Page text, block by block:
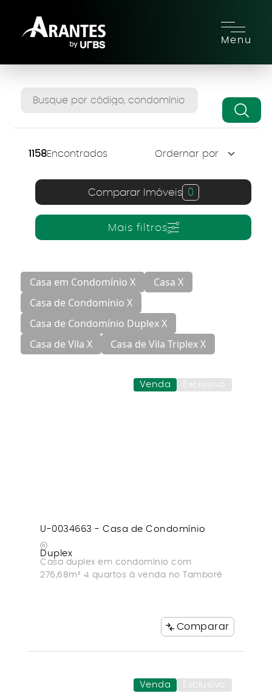
Menu
1158Encontrados
Comparar Imóveis 0
Mais filtros
Casa em Condomínio X
Casa X
Casa de Condomínio X
Casa de Condomínio Duplex X
Casa de Vila X
Casa de Vila Triplex X
Venda Exclusivo
U-0034663 - Casa de Condomínio
Duplex
Casa duplex em condomínio com
276,68m² 4 quartos à venda no Tamboré
Comparar
Venda Exclusivo